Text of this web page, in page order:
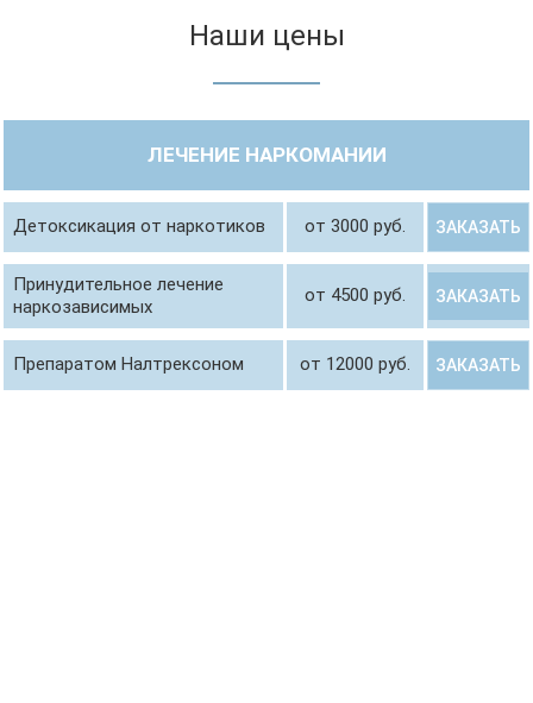
Наши цены
ЛЕЧЕНИЕ НАРКОМАНИИ
Детоксикация от наркотиков от 3000 руб. ЗАКАЗАТЬ
Принудительное лечение
наркозависимых
от 4500 руб. ЗАКАЗАТЬ
Препаратом Налтрексоном от 12000 руб. ЗАКАЗАТЬ